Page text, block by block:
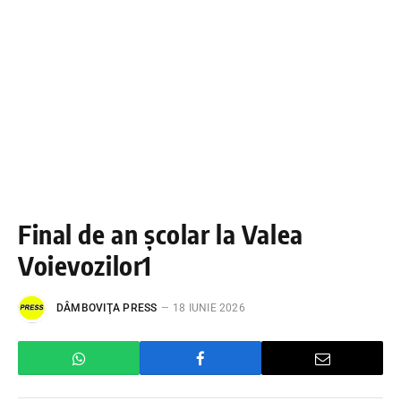
Final de an școlar la Valea
Voievozilor1
DÂMBOVIŢA PRESS 18 IUNIE 2026